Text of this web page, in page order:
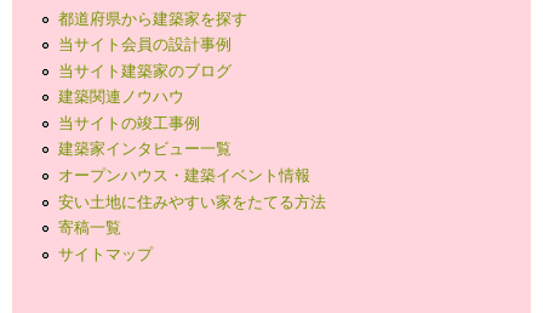
都道府県から建築家を探す
当サイト会員の設計事例
当サイト建築家のブログ
建築関連ノウハウ
当サイトの竣工事例
建築家インタビュー一覧
オープンハウス・建築イベント情報
安い土地に住みやすい家をたてる方法
寄稿一覧
サイトマップ